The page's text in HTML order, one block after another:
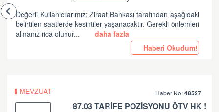
Değerli Kullanıcılarımız; Ziraat Bankası tarafından aşağıdaki
belirtilen saatlerde kesintiler yaşanacaktır. Gerekli önlemleri
almanız rica olunur...
daha fazla
Haberi Okudum!
MEVZUAT Haber No:48527
87.03 TARİFE POZİSYONU ÖTV HK !